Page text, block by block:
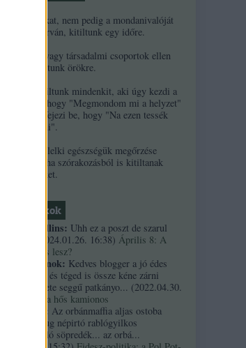
1. Ha a másikat, nem pedig a mondanivalóját
minősíted durván, kitiltunk egy időre.
2. Ha népek vagy társadalmi csoportok ellen
uszítasz, kitiltunk örökre.
3. Örökre kitiltunk mindenkit, aki úgy kezdi a
kommentjét, hogy "Megmondom mi a helyzet"
és/vagy úgy fejezi be, hogy "Na ezen tessék
elgondolkodni".
4. A szerzők lelki egészségük megőrzése
érdekében néha szórakozásból is kitiltanak
kommentelőket.
Friss topikok
necrophil collins: Uhh ez a poszt de szarul
2024.01.26. 16:38) Április 8: A
többség kevés lesz?
Custertábornok: Kedves blogger a jó édes
kurvaanyádat és téged is össze kéne zárni
ezekkel a fekete seggű patkányo... (2022.04.30.
Árpi, a hős kamionos
kiskutyauto: Az orbánmaffia aljas ostoba
arrogáns hazug népirtó rablógyilkos
országromboló söpredék... az orbá...